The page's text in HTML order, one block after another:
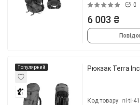
0
6 003 ₴
Популярний
3
Рюкзак Terra
Код товару: ni-ti-